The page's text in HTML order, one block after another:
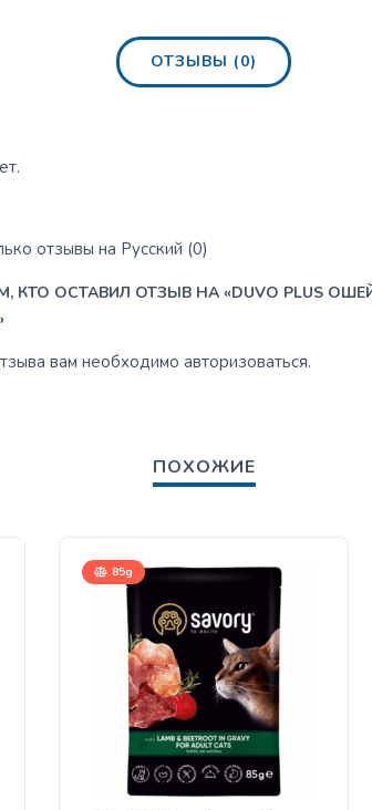
ОТЗЫВЫ (0)
отзывы на Русский (0)
КТО ОСТАВИЛ ОТЗЫВ НА «DUVO PLUS
вам необходимо авторизоваться.
ПОХОЖИЕ
85g